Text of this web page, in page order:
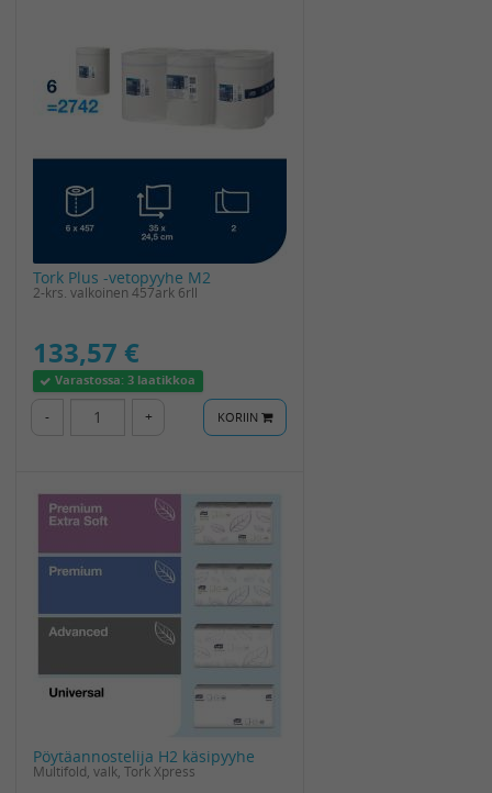
Tork Plus -vetopyyhe M2
2-krs. valkoinen 457ark 6rll
133,57 €
Varastossa:3 laatikkoa
- + KORIIN
Pöytäannostelija H2 käsipyyhe
Multifold, valk, Tork Xpress